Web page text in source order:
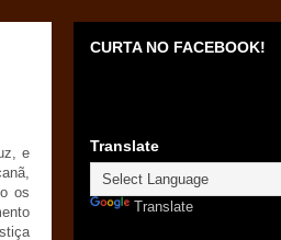
e
os
CURTA NO FACEBOOK!
Translate
Translate